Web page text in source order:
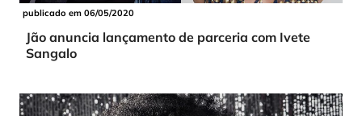
publicado em 06/05/2020
Jão anuncia lançamento de parceria com Ivete
Sangalo